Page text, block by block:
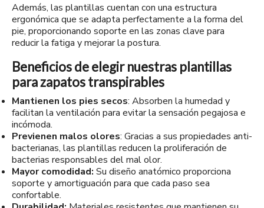
Además, las plantillas cuentan con una estructura
ergonómica que se adapta perfectamente a la forma del
pie, proporcionando soporte en las zonas clave para
reducir la fatiga y mejorar la postura.
Beneficios de elegir nuestras plantillas
para zapatos transpirables
Mantienen los pies secos: Absorben la humedad y
facilitan la ventilación para evitar la sensación pegajosa e
incómoda.
Previenen malos olores: Gracias a sus propiedades anti-
bacterianas, las plantillas reducen la proliferación de
bacterias responsables del mal olor.
Mayor comodidad: Su diseño anatómico proporciona
soporte y amortiguación para que cada paso sea
confortable.